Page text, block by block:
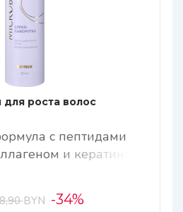
роста волос
с пептидами
и кератином
BYN -34%